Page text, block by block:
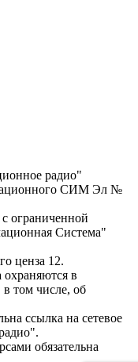
радио"
СИМ Эл №
ограниченной
Система"
ценза 12.
охраняются в
в том числе, об
ссылка на сетевое
обязательна